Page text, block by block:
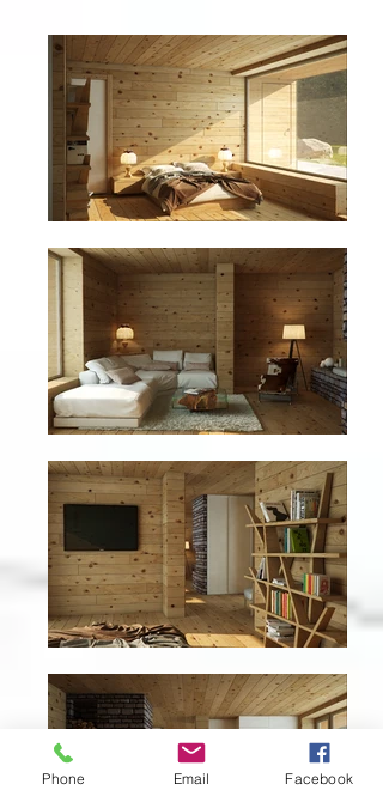
Phone Email Facebook